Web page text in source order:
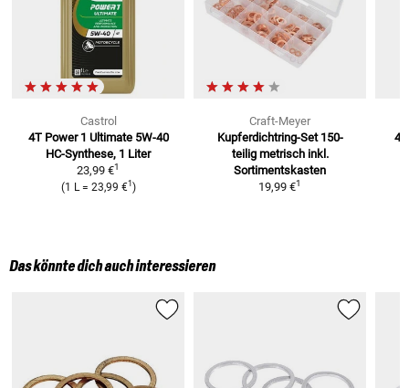
Castrol
4T Power 1 Ultimate 5W-40
HC-Synthese, 1 Liter
23,99 €1
(1 L= 23,99 €1 )
Craft-Meyer
Kupferdichtring-Set 150-
teilig metrisch inkl.
Sortimentskasten
19,99 €1
Das könnte dich auch interessieren